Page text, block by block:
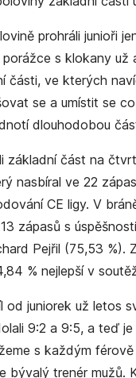
prohráli junioři
s klokany už
části, ve kterých
se a umístit se
dlouhodobou
základní část na
nasbíral ve 22
CE ligy. V
zápasů s
Pejřil (75,53 %).
% nejlepší v
od juniorek už letos
9:2 a 9:5, a teď
s každým
bývalý trenér